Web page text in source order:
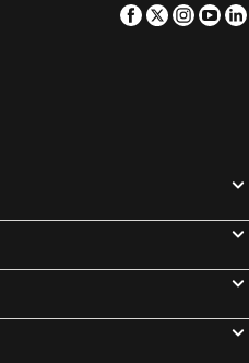
Facebook
Twitter